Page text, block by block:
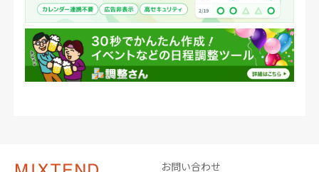
お問い合わせ